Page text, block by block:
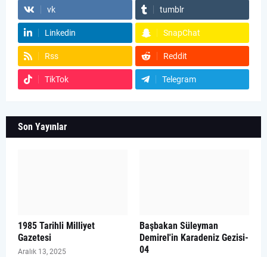
vk tumblr
Linkedin SnapChat
Rss Reddit
TikTok Telegram
Son Yayınlar
1985 Tarihli Milliyet
Gazetesi
Aralık 13, 2025
Başbakan Süleyman
Demirel'in Karadeniz Gezisi-
04